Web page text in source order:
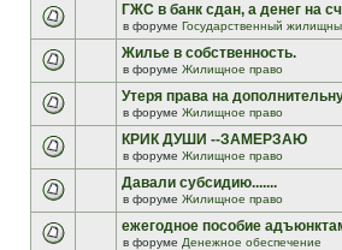
ГЖС в банк сдан, а денег на
в форуме Государственный
Жилье в собственность.
в форуме Жилищное право
Утеря права на
в форуме Жилищное право
КРИК ДУШИ --ЗАМЕРЗАЮ
в форуме Жилищное право
Давали субсидию.......
в форуме Жилищное право
ежегодное пособие
в форуме Денежное обеспечение